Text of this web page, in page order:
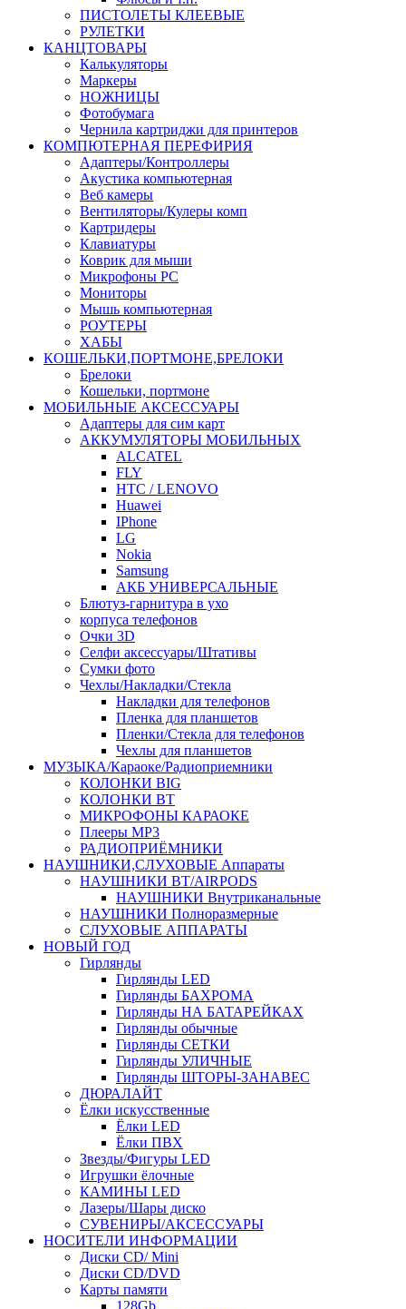
ПИСТОЛЕТЫ КЛЕЕВЫЕ
РУЛЕТКИ
КАНЦТОВАРЫ
Калькуляторы
Маркеры
НОЖНИЦЫ
Фотобумага
Чернила картриджи для принтеров
КОМПЮТЕРНАЯ ПЕРЕФИРИЯ
Адаптеры/Контроллеры
Акустика компьютерная
Веб камеры
Вентиляторы/Кулеры комп
Картридеры
Клавиатуры
Коврик для мыши
Микрофоны PC
Мониторы
Мышь компьютерная
РОУТЕРЫ
ХАБЫ
КОШЕЛЬКИ,ПОРТМОНЕ,БРЕЛОКИ
Брелоки
Кошельки, портмоне
МОБИЛЬНЫЕ АКСЕССУАРЫ
Адаптеры для сим карт
АККУМУЛЯТОРЫ МОБИЛЬНЫХ
ALCATEL
FLY
HTC / LENOVO
Huawei
IPhone
LG
Nokia
Samsung
АКБ УНИВЕРСАЛЬНЫЕ
Блютуз-гарнитура в ухо
корпуса телефонов
Очки 3D
Селфи аксессуары/Штативы
Сумки фото
Чехлы/Накладки/Стекла
Накладки для телефонов
Пленка для планшетов
Пленки/Стекла для телефонов
Чехлы для планшетов
МУЗЫКА/Караоке/Радиоприемники
КОЛОНКИ BIG
КОЛОНКИ BT
МИКРОФОНЫ КАРАОКЕ
Плееры MP3
РАДИОПРИЁМНИКИ
НАУШНИКИ,СЛУХОВЫЕ Аппараты
НАУШНИКИ BT/AIRPODS
НАУШНИКИ Внутриканальные
НАУШНИКИ Полноразмерные
СЛУХОВЫЕ АППАРАТЫ
НОВЫЙ ГОД
Гирлянды
Гирлянды LED
Гирлянды БАХРОМА
Гирлянды НА БАТАРЕЙКАХ
Гирлянды обычные
Гирлянды СЕТКИ
Гирлянды УЛИЧНЫЕ
Гирлянды ШТОРЫ-ЗАНАВЕС
ДЮРАЛАЙТ
Ёлки искусственные
Ёлки LED
Ёлки ПВХ
Звезды/Фигуры LED
Игрушки ёлочные
КАМИНЫ LED
Лазеры/Шары диско
СУВЕНИРЫ/АКСЕССУАРЫ
НОСИТЕЛИ ИНФОРМАЦИИ
Диски CD/ Mini
Диски CD/DVD
Карты памяти
128Gb